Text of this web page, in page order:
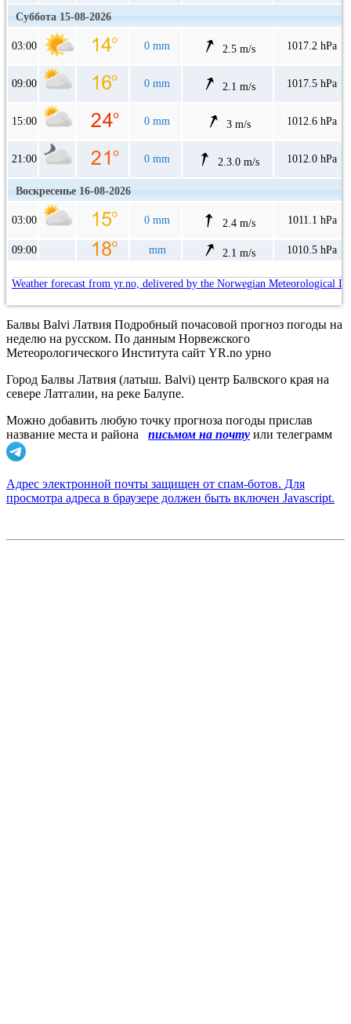
Суббота 15-08-2026
03:00 0 mm 2.5 m/s 1017.2 hPa
09:00 0 mm 2.1 m/s 1017.5 hPa
15:00 0 mm 3 m/s 1012.6 hPa
21:00 0 mm 2.3.0 m/s 1012.0 hPa
Воскресенье 16-08-2026
03:00 0 mm 2.4 m/s 1011.1 hPa
09:00 mm 2.1 m/s 1010.5 hPa
Weather forecast from yr.no, delivered by the Norwegian Meteorological
Балвы Balvi Латвия Подробный почасовой прогноз погоды на
неделю на русском. По данным Норвежского
Метеорологического Института сайт YR.no урно
Город Балвы Латвия (латыш. Balvi) центр Балвского края на
севере Латгалии, на реке Балупе.
Можно добавить любую точку прогноза погоды прислав
название места и района
письмом на почту или телеграмм
Адрес электронной почты защищен от спам-ботов. Для
просмотра адреса в браузере должен быть включен Javascript.